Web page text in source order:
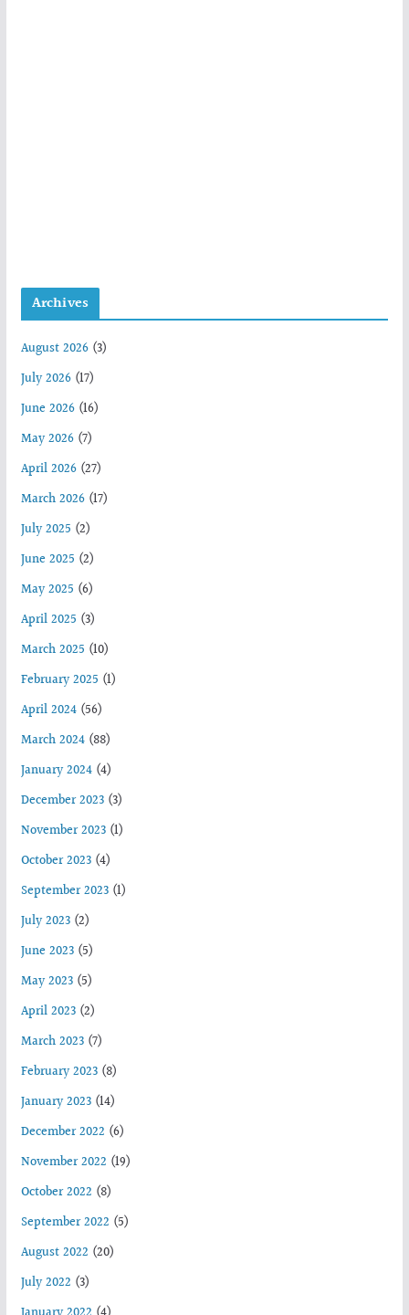
Archives
August 2026(3)
July 2026(17)
June 2026(16)
May 2026(7)
April 2026(27)
March 2026(17)
July 2025 (2)
June 2025 (2)
May 2025 (6)
April 2025 (3)
March 2025 (10)
February 2025 (1)
April 2024(56)
March 2024(88)
January 2024(4)
December 2023(3)
November 2023(1)
October 2023(4)
September 2023(1)
July 2023(2)
June 2023(5)
May 2023(5)
April 2023(2)
March 2023(7)
February 2023(8)
January 2023(14)
December 2022 (6)
November 2022 (19)
October 2022 (8)
September 2022 (5)
August 2022 (20)
July 2022 (3)